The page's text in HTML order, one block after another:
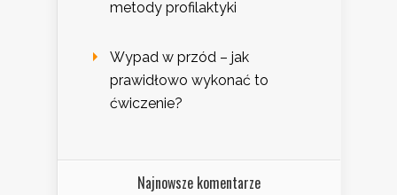
metody profilaktyki
Wypad w przód – jak
prawidłowo wykonać to
ćwiczenie?
Najnowsze komentarze